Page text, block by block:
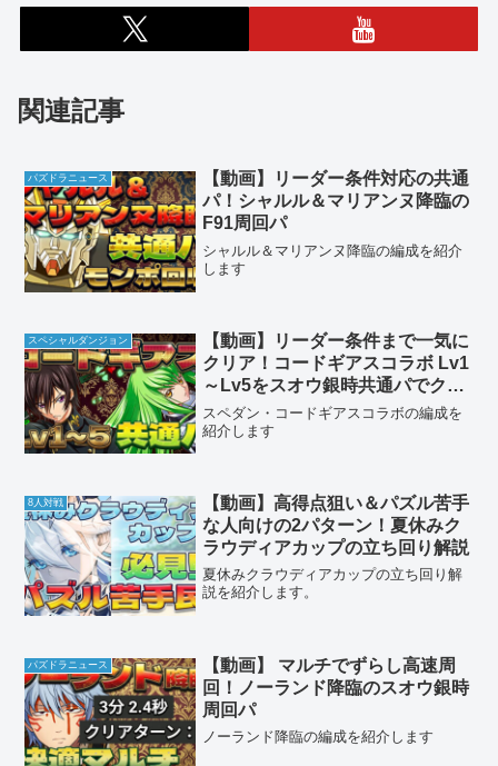
関連記事
パズドラニュース
【動画】リーダー条件対応の共通
パ！シャルル＆マリアンヌ降臨の
F91周回パ
シャルル＆マリアンヌ降臨の編成を紹介
します
スペシャルダンジョン
【動画】リーダー条件まで一気に
クリア！コードギアスコラボ Lv1
～Lv5をスオウ銀時共通パでクリ
ア
スペダン・コードギアスコラボの編成を
紹介します
8人対戦
【動画】高得点狙い＆パズル苦手
な人向けの2パターン！夏休みク
ラウディアカップの立ち回り解説
夏休みクラウディアカップの立ち回り解
説を紹介します。
パズドラニュース
【動画】 マルチでずらし高速周
回！ノーランド降臨のスオウ銀時
周回パ
ノーランド降臨の編成を紹介します